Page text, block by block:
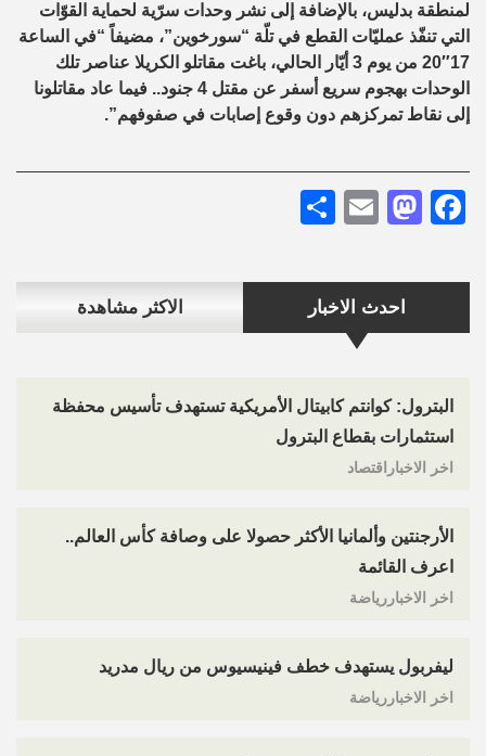
احدث الاخبار الاكثر مشاهدة
البترول: كوانتم كابيتال الأمريكية تستهدف تأسيس محفظة
استثمارات بقطاع البترول
اخر الاخباراقتصاد
الأرجنتين وألمانيا الأكثر حصولا على وصافة كأس العالم..
اعرف القائمة
اخر الاخباررياضة
ليفربول يستهدف خطف فينيسيوس من ريال مدريد
اخر الاخباررياضة
لمنطقة بدليس، بالإضافة إلى نشر وحدات سرّية لحماية القوّات
التي تنفّذ عمليّات القطع في تلّة “سورخوين”، مضيفاً “في الساعة
17″20 من يوم 3 أيّار الحالي، باغت مقاتلو الكريلا عناصر تلك
الوحدات بهجوم سريع أسفر عن مقتل 4 جنود.. فيما عاد مقاتلونا
إلى نقاط تمركزهم دون وقوع إصابات في صفوفهم”.
Facebook
Mastodon
Email